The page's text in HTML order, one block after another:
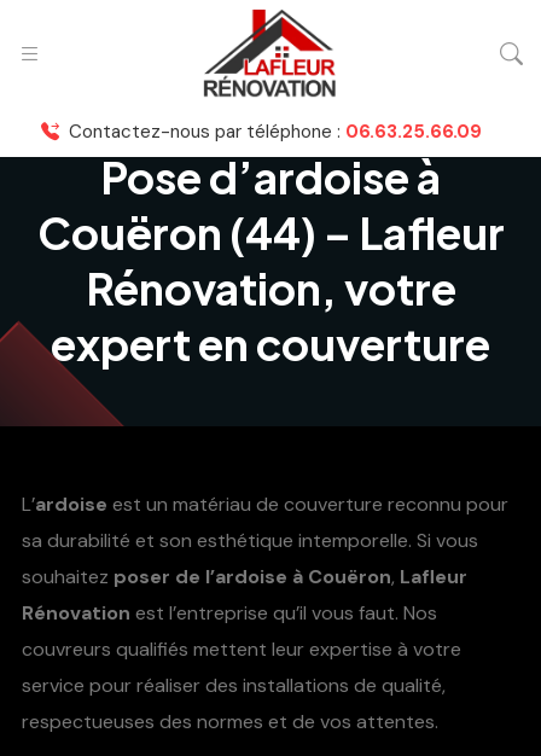
Contactez-nous par téléphone : 06.63.25.66.09
Pose d’ardoise à
Couëron (44) – Lafleur
Rénovation, votre
expert en couverture
L’ardoise est un matériau de couverture reconnu pour
sa durabilité et son esthétique intemporelle. Si vous
souhaitez poser de l’ardoise à Couëron, Lafleur
Rénovation est l’entreprise qu’il vous faut. Nos
couvreurs qualifiés mettent leur expertise à votre
service pour réaliser des installations de qualité,
respectueuses des normes et de vos attentes.